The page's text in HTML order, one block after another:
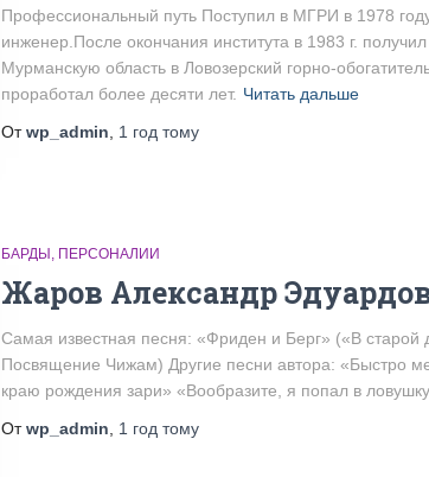
Профессиональный путь Поступил в МГРИ в 1978
инженер.После окончания института в 1983 г.
Мурманскую область в Ловозерский горно-
проработал более десяти лет. Читать дальше
Отwp_admin 1 год тому
БАРДЫ ПЕРСОНАЛИИ
Жаров Александр
Самая известная песня: «Фриден и Берг» («В
Посвящение Чижам) Другие песни автора: «Быстро
краю рождения зари» «Вообразите, я попал в
Отwp_admin, 1 годтому